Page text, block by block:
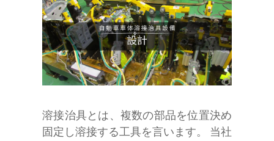
溶接治具とは、複数の部品を位置決め
固定し溶接する工具を言います。 当社